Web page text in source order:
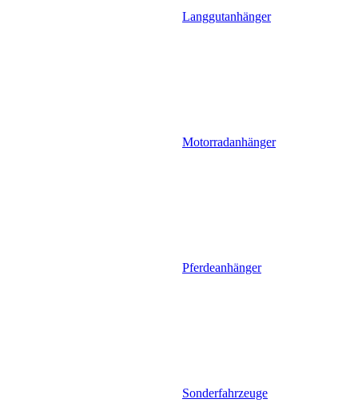
Langgutanhänger
Motorradanhänger
Pferdeanhänger
Sonderfahrzeuge